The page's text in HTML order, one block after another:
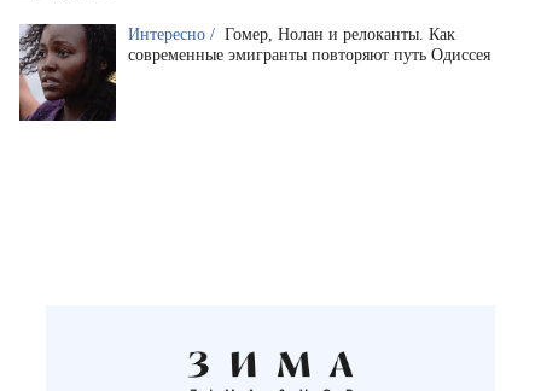
Интересно / Гомер, Нолан и релоканты. Как
современные эмигранты повторяют путь Одиссея